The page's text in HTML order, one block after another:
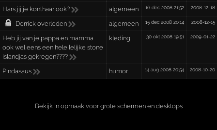
Hars jij je konthaar ook? algemeen 16 dec 2008 21:52 2008-12-18
Derrick overleden algemeen 15 dec 2008 20:14 2008-12-15
Heb jij van je pappa en mamma
ook wel eens een hele lelijke stone
islandjas gekregen????
kleding 30 okt 2008 19:51 2009-01-22
Pindasaus humor 14 aug 2008 20:54 2008-10-20
Bekijk in opmaak voor grote schermen en desktops